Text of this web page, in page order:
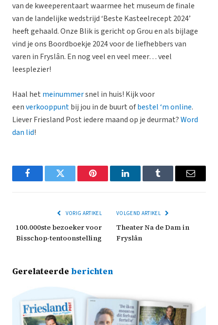
van de kweeperentaart waarmee het museum de finale
van de landelijke wedstrijd ‘Beste Kasteelrecept 2024’
heeft gehaald. Onze Blik is gericht op Grou en als bijlage
vind je ons Boordboekje 2024 voor de liefhebbers van
varen in Fryslân. En nog veel en veel meer… veel
leesplezier!
Haal het meinummersnel in huis! Kijk voor
eenverkooppuntbij jou in de buurt ofbestel ‘m online.
Liever Friesland Post iedere maand op je deurmat?Word
dan lid!
FacebookTwitter Pinterest LinkedInTumblr Email
VORIG ARTIKEL
100.000ste bezoeker voor
Bisschop-tentoonstelling
VOLGEND ARTIKEL
Theater Na de Dam in
Fryslân
Gerelateerde berichten